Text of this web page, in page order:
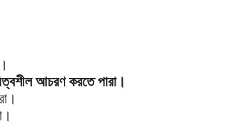
আচরণ করতে পারা।